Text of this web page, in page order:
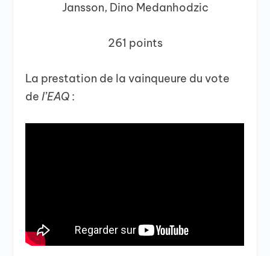
Jansson, Dino Medanhodzic
261 points
La prestation de la vainqueure du vote
del’EAQ :